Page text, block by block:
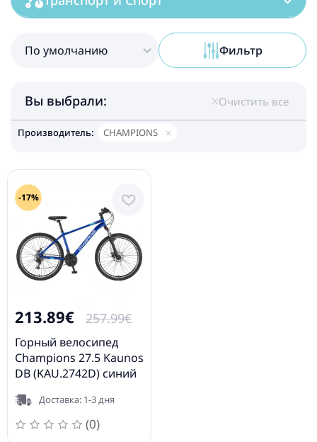
Вы выбрали:
Производитель: CHAMPIONS
Очистить все
По умолчанию Фильтр
-17%
213.89€ 257.99€
Горный велосипед
Champions 27.5 Kaunos
DB (KAU.2742D) синий
Доставка: 1-3 дня
(0)